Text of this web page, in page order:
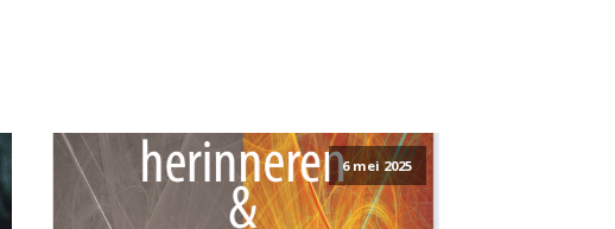
6 mei 2025